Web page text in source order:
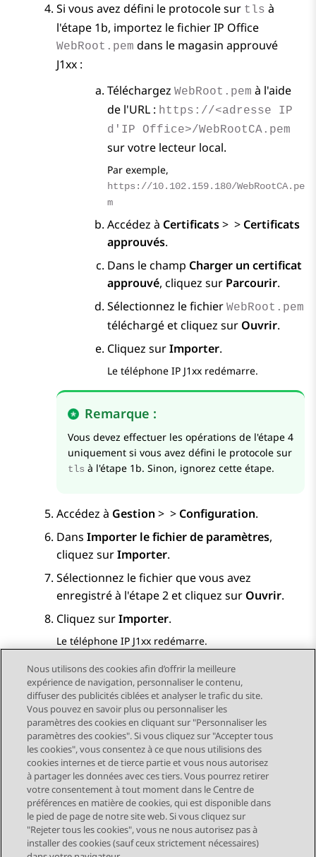
Si vous avez défini le protocole sur tls à
l'étape 1b, importez le fichier IP Office
WebRoot.pem dans le magasin approuvé
J1xx :
Téléchargez WebRoot.pem à l'aide
de l'URL : https://<adresse IP
d'IP Office>/WebRootCA.pem
sur votre lecteur local.
Par exemple,
https://10.102.159.180/WebRootCA.pe
m
Accédez à Certificats> > Certificats
approuvés.
Dans le champ Charger un certificat
approuvé, cliquez sur Parcourir.
Sélectionnez le fichier WebRoot.pem
téléchargé et cliquez sur Ouvrir.
Cliquez surImporter.
Le téléphone IP J1xx redémarre.
Remarque :
Vous devez effectuer les opérations de l'étape 4
uniquement si vous avez défini le protocole sur
tls à l'étape 1b. Sinon, ignorez cette étape.
Accédez à Gestion > > Configuration.
Dans Importer le fichier de paramètres,
cliquez surImporter.
Sélectionnez le fichier que vous avez
enregistré à l'étape 2 et cliquez sur Ouvrir.
Cliquez surImporter.
Le téléphone IP J1xx redémarre.
Send Feedback
Navigation par sujet
Sujet précédent Sujet suivant
STAY CONNECTED
Nous utilisons des cookies afin d’offrir la meilleure
expérience de navigation, personnaliser le contenu,
diffuser des publicités ciblées et analyser le trafic du site.
Vous pouvez en savoir plus ou personnaliser les
paramètres des cookies en cliquant sur "Personnaliser les
paramètres des cookies". Si vous cliquez sur "Accepter tous
les cookies", vous consentez à ce que nous utilisions des
cookies internes et de tierce partie et vous nous autorisez
à partager les données avec ces tiers. Vous pourrez retirer
votre consentement à tout moment dans le Centre de
préférences en matière de cookies, qui est disponible dans
le pied de page de notre site web. Si vous cliquez sur
"Rejeter tous les cookies", vous ne nous autorisez pas à
installer des cookies (sauf ceux strictement nécessaires)